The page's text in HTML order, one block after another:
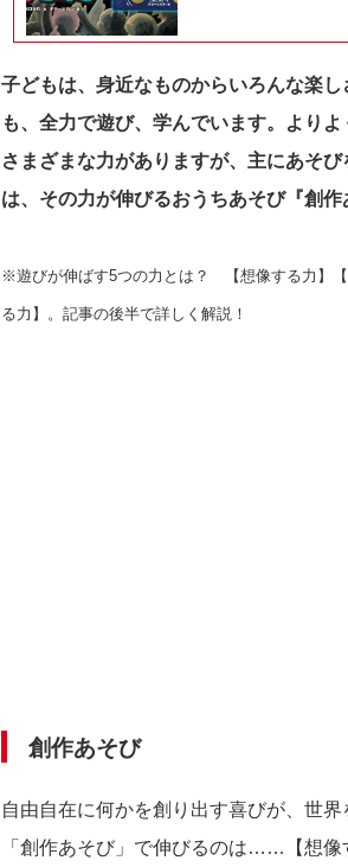
子どもは、身近なものからいろんな楽
も、全力で遊び、学んでいます。より
さまざまな力がありますが、主にあそ
は、その力が伸びるおうちあそび『創作
※遊びが伸ばす5つの力とは？ 【想像する力】
る力】。記事の後半で詳しく解説！
創作あそび
自由自在に何かを創り出す喜びが、世
「創作あそび」で伸びるのは……【想像